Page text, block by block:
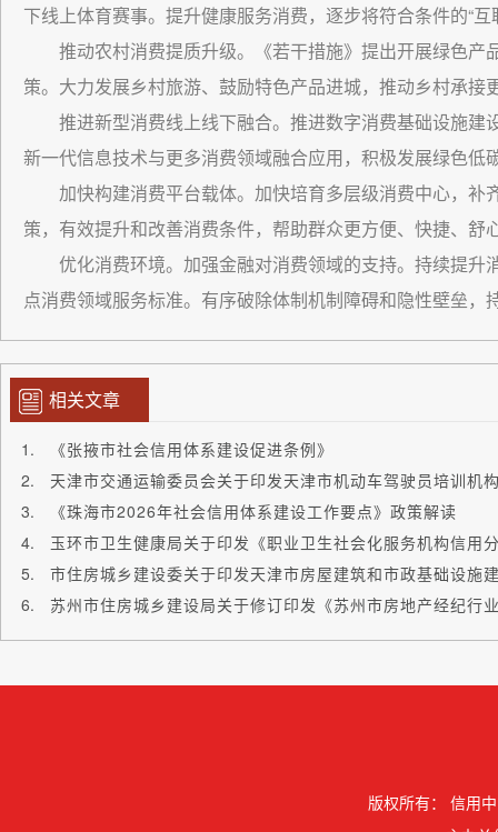
下线上体育赛事。提升健康服务消费，逐步将符合条件的“
推动农村消费提质升级。《若干措施》提出开展绿色
策。大力发展乡村旅游、鼓励特色产品进城，推动乡村承
推进新型消费线上线下融合。推进数字消费基础设施
新一代信息技术与更多消费领域融合应用，积极发展绿色低
加快构建消费平台载体。加快培育多层级消费中心，
策，有效提升和改善消费条件，帮助群众更方便、快捷、舒
优化消费环境。加强金融对消费领域的支持。持续提
点消费领域服务标准。有序破除体制机制障碍和隐性壁垒，
相关文章
《张掖市社会信用体系建设促进条例》
《珠海市2026年社会信用体系建设工作要点》政策解读
版权所有：
信用